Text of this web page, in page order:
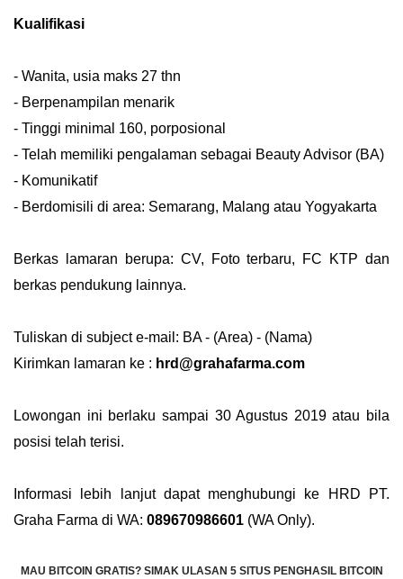
Kualifikasi
- Wanita, usia maks 27 thn
- Berpenampilan menarik
- Tinggi minimal 160, porposional
- Telah memiliki pengalaman sebagai Beauty Advisor (BA)
- Komunikatif
- Berdomisili di area: Semarang, Malang atau Yogyakarta
Berkas lamaran berupa: CV, Foto terbaru, FC KTP dan
berkas pendukung lainnya.
Tuliskan di subject e-mail: BA - (Area) - (Nama)
Kirimkan lamaran ke : hrd@grahafarma.com
Lowongan ini berlaku sampai 30 Agustus 2019 atau bila
posisi telah terisi.
Informasi lebih lanjut dapat menghubungi ke HRD PT.
Graha Farma di WA: 089670986601 (WA Only).
MAU BITCOIN GRATIS? SIMAK ULASAN 5 SITUS PENGHASIL BITCOIN